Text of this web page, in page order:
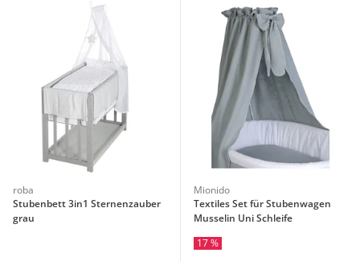
roba
Stubenbett 3in1 Sternenzauber
grau
Mionido
Textiles Set für Stubenwagen
Musselin Uni Schleife
17 %